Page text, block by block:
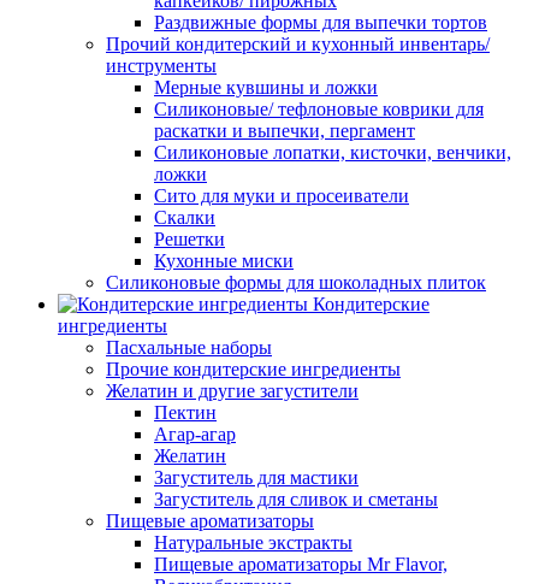
Раздвижные формы для выпечки тортов
Прочий кондитерский и кухонный инвентарь/
инструменты
Мерные кувшины и ложки
Силиконовые/ тефлоновые коврики для
раскатки и выпечки, пергамент
Силиконовые лопатки, кисточки, венчики,
ложки
Сито для муки и просеиватели
Скалки
Решетки
Кухонные миски
Силиконовые формы для шоколадных плиток
Кондитерские
ингредиенты
Пасхальные наборы
Прочие кондитерские ингредиенты
Желатин и другие загустители
Пектин
Агар-агар
Желатин
Загуститель для мастики
Загуститель для сливок и сметаны
Пищевые ароматизаторы
Натуральные экстракты
Пищевые ароматизаторы Mr Flavor,